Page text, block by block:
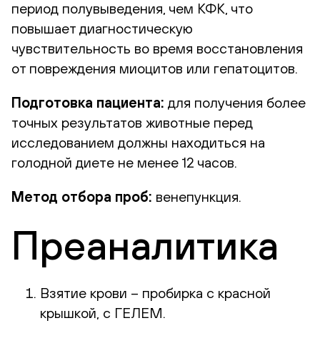
период полувыведения, чем КФК, что
повышает диагностическую
чувствительность во время восстановления
от повреждения миоцитов или гепатоцитов.
Подготовка пациента: для получения более
точных результатов животные перед
исследованием должны находиться на
голодной диете не менее 12 часов.
Метод отбора проб: венепункция.
Преаналитика
Взятие крови – пробирка с красной
крышкой, с ГЕЛЕМ.